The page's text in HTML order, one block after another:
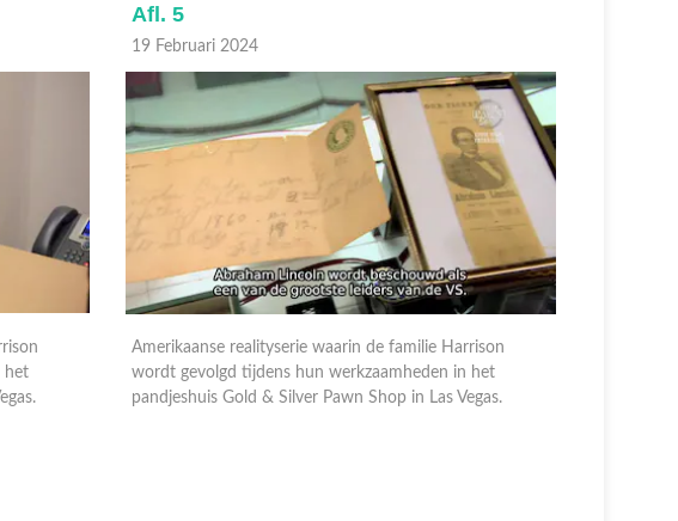
het
Afl. 5
19 Februari 2024
Amerikaanse realityserie waarin de familie Harrison
wordt gevolgd tijdens hun werkzaamheden in het
pandjeshuis Gold & Silver Pawn Shop in Las Vegas.